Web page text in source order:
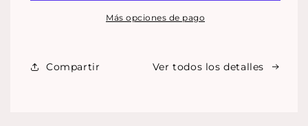
Más opciones de pago
Compartir Ver todos los detalles